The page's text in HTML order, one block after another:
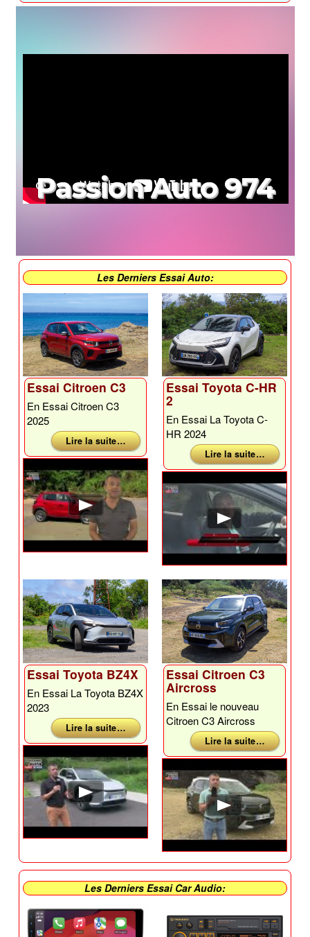
Passion Auto 974
Les Derniers Essai Auto:
Essai Citroen C3
En Essai Citroen C3
2025
Lire la suite …
Essai Toyota C-HR
2
En Essai La Toyota C-
HR 2024
Lire la suite …
Essai Toyota BZ4X
En Essai La Toyota BZ4X
2023
Lire la suite …
Essai Citroen C3
Aircross
En Essai le nouveau
Citroen C3 Aircross
Lire la suite …
Les Derniers Essai Car Audio: